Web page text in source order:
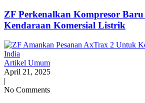
ZF Perkenalkan Kompresor
Kendaraan Komersial Listrik
Artikel Umum
April 21, 2025
|
No Comments